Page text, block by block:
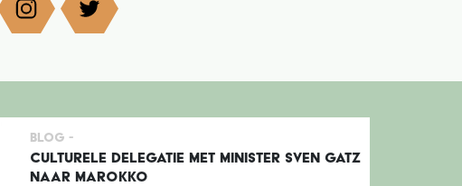
Blog -
CULTURELE DELEGATIE MET MINISTER SVEN GATZ
NAAR MAROKKO